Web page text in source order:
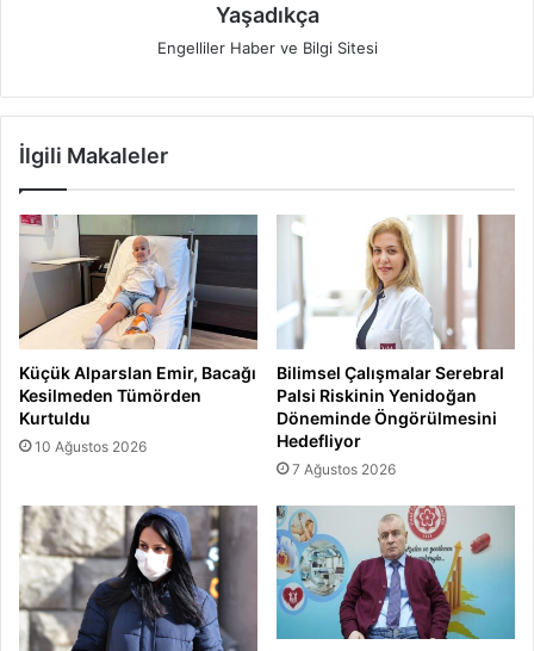
Yaşadıkça
Engelliler Haber ve Bilgi Sitesi
İlgili Makaleler
Küçük Alparslan Emir, Bacağı
Kesilmeden Tümörden
Kurtuldu
10 Ağustos 2026
Bilimsel Çalışmalar Serebral
Palsi Riskinin Yenidoğan
Döneminde Öngörülmesini
Hedefliyor
7 Ağustos 2026